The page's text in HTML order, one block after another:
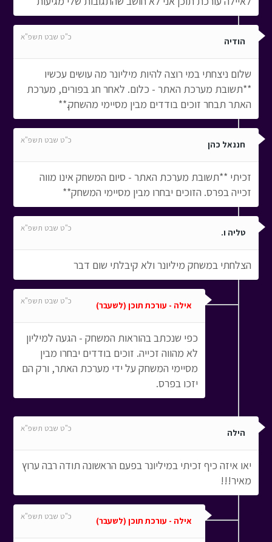
הודיה כ"ט שבט תשפ"א
שלום ניצחתי במי רוצה להיות מיליונר מה עושים עכשיו
**תשובת מערכת האתר - כלום. לאחר חג בפורים, מערכת
האתר תבחר זוכים בודדים מבין מסיימי מהשחק.**
חננאל כהן כ"ט שבט תשפ"א
זכיתי **תשובת מערכת האתר - סיום המשחק אינו מווה
זכייה בפרס. הזוכים יבחרו מבין מסיימי המשחק**
טליה ו. כ"ט שבט תשפ"א
הצלחתי במשחק מיליונר ולא קיבלתי שום דבר
אילה - עורכת תוכן (לשעבר) כ"ט שבט תשפ"א
כפי שנכתב בהוראות המשחק - הגעה למיליון
לא מהווה זכייה. זוכים בודדים יבחרו מבין
מסיימי המשחק על ידי מערכת האתר, ורק הם
יזכו בפרס.
הילה כ"ט שבט תשפ"א
יאו איזה כיף זכיתי במיליונר בפעם הראשונה תודה רבה ערוץ
מאיר!!!
אילה - עורכת תוכן (לשעבר) כ"ט שבט תשפ"א